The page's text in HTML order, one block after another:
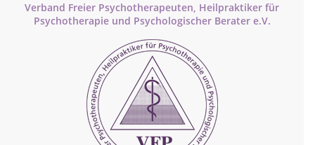
Verband Freier Psychotherapeuten, Heilpraktiker für
Psychotherapie und Psychologischer Berater e.V.